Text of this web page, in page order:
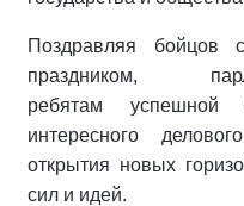
Поздравляя бойцов
праздником,
ребятам успешной
интересного
открытия новых
сил и идей.